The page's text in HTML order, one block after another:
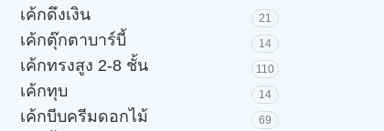
เค้กดึงเงิน 21
เค้กตุ๊กตาบาร์บี้ 14
เค้กทรงสูง 2-8 ชั้น 110
เค้กทุบ 14
เค้กบีบครีมดอกไม้ 69